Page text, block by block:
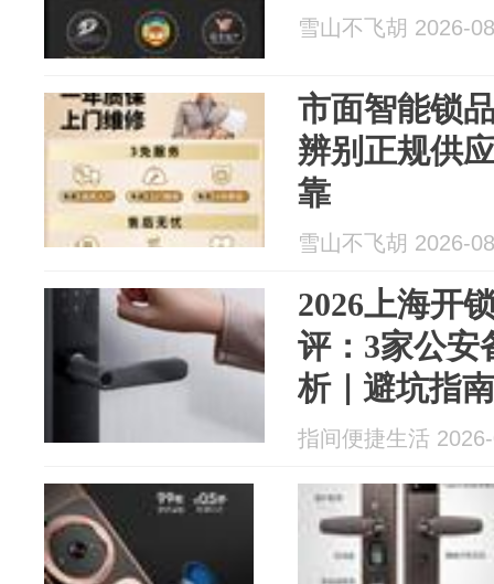
雪山不飞胡 2026-
市面智能锁
辨别正规供
靠
雪山不飞胡 2026-
2026上海开
评：3家公安
析｜避坑指南
指间便捷生活